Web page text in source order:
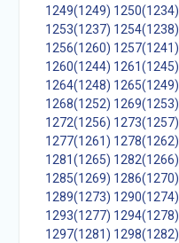
1249(1249) 1250(1234)
1253(1237) 1254(1238)
1256(1260) 1257(1241)
1260(1244) 1261(1245)
1264(1248) 1265(1249)
1268(1252) 1269(1253)
1272(1256) 1273(1257)
1277(1261) 1278(1262)
1281(1265) 1282(1266)
1285(1269) 1286(1270)
1289(1273) 1290(1274)
1293(1277) 1294(1278)
1297(1281) 1298(1282)